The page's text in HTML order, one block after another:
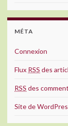
MÉTA
Connexion
Flux RSS des
RSS des
Site de